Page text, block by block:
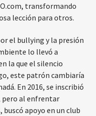
transformando
lección para otros.
el bullying y la presión
lo llevó a
la que el silencio
este patrón cambiaría
En 2016, se inscribió
pero al enfrentar
buscó apoyo en un club